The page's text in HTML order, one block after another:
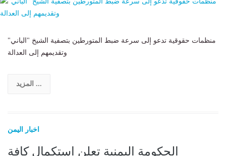
منظمات حقوقية تدعو إلى سرعة ضبط المتورطين بتصفية الشيخ "الباني"
وتقديمهم إلى العدالة
المزيد ...
اخبار اليمن
الحكومة اليمنية تعلن استكمال كافة